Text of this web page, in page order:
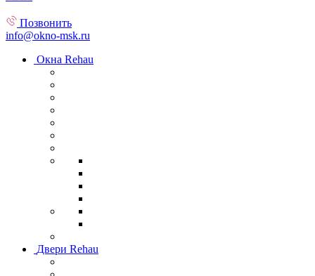
Позвонить
info@okno-msk.ru
Окна Rehau
Двери Rehau